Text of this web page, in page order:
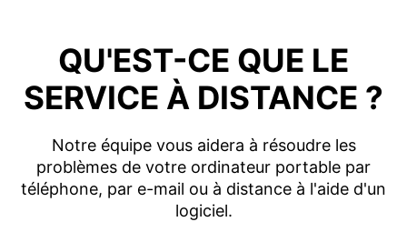
QU'EST-CE QUE LE
SERVICE À DISTANCE ?
Notre équipe vous aidera à résoudre les
problèmes de votre ordinateur portable par
téléphone, par e-mail ou à distance à l'aide d'un
logiciel.